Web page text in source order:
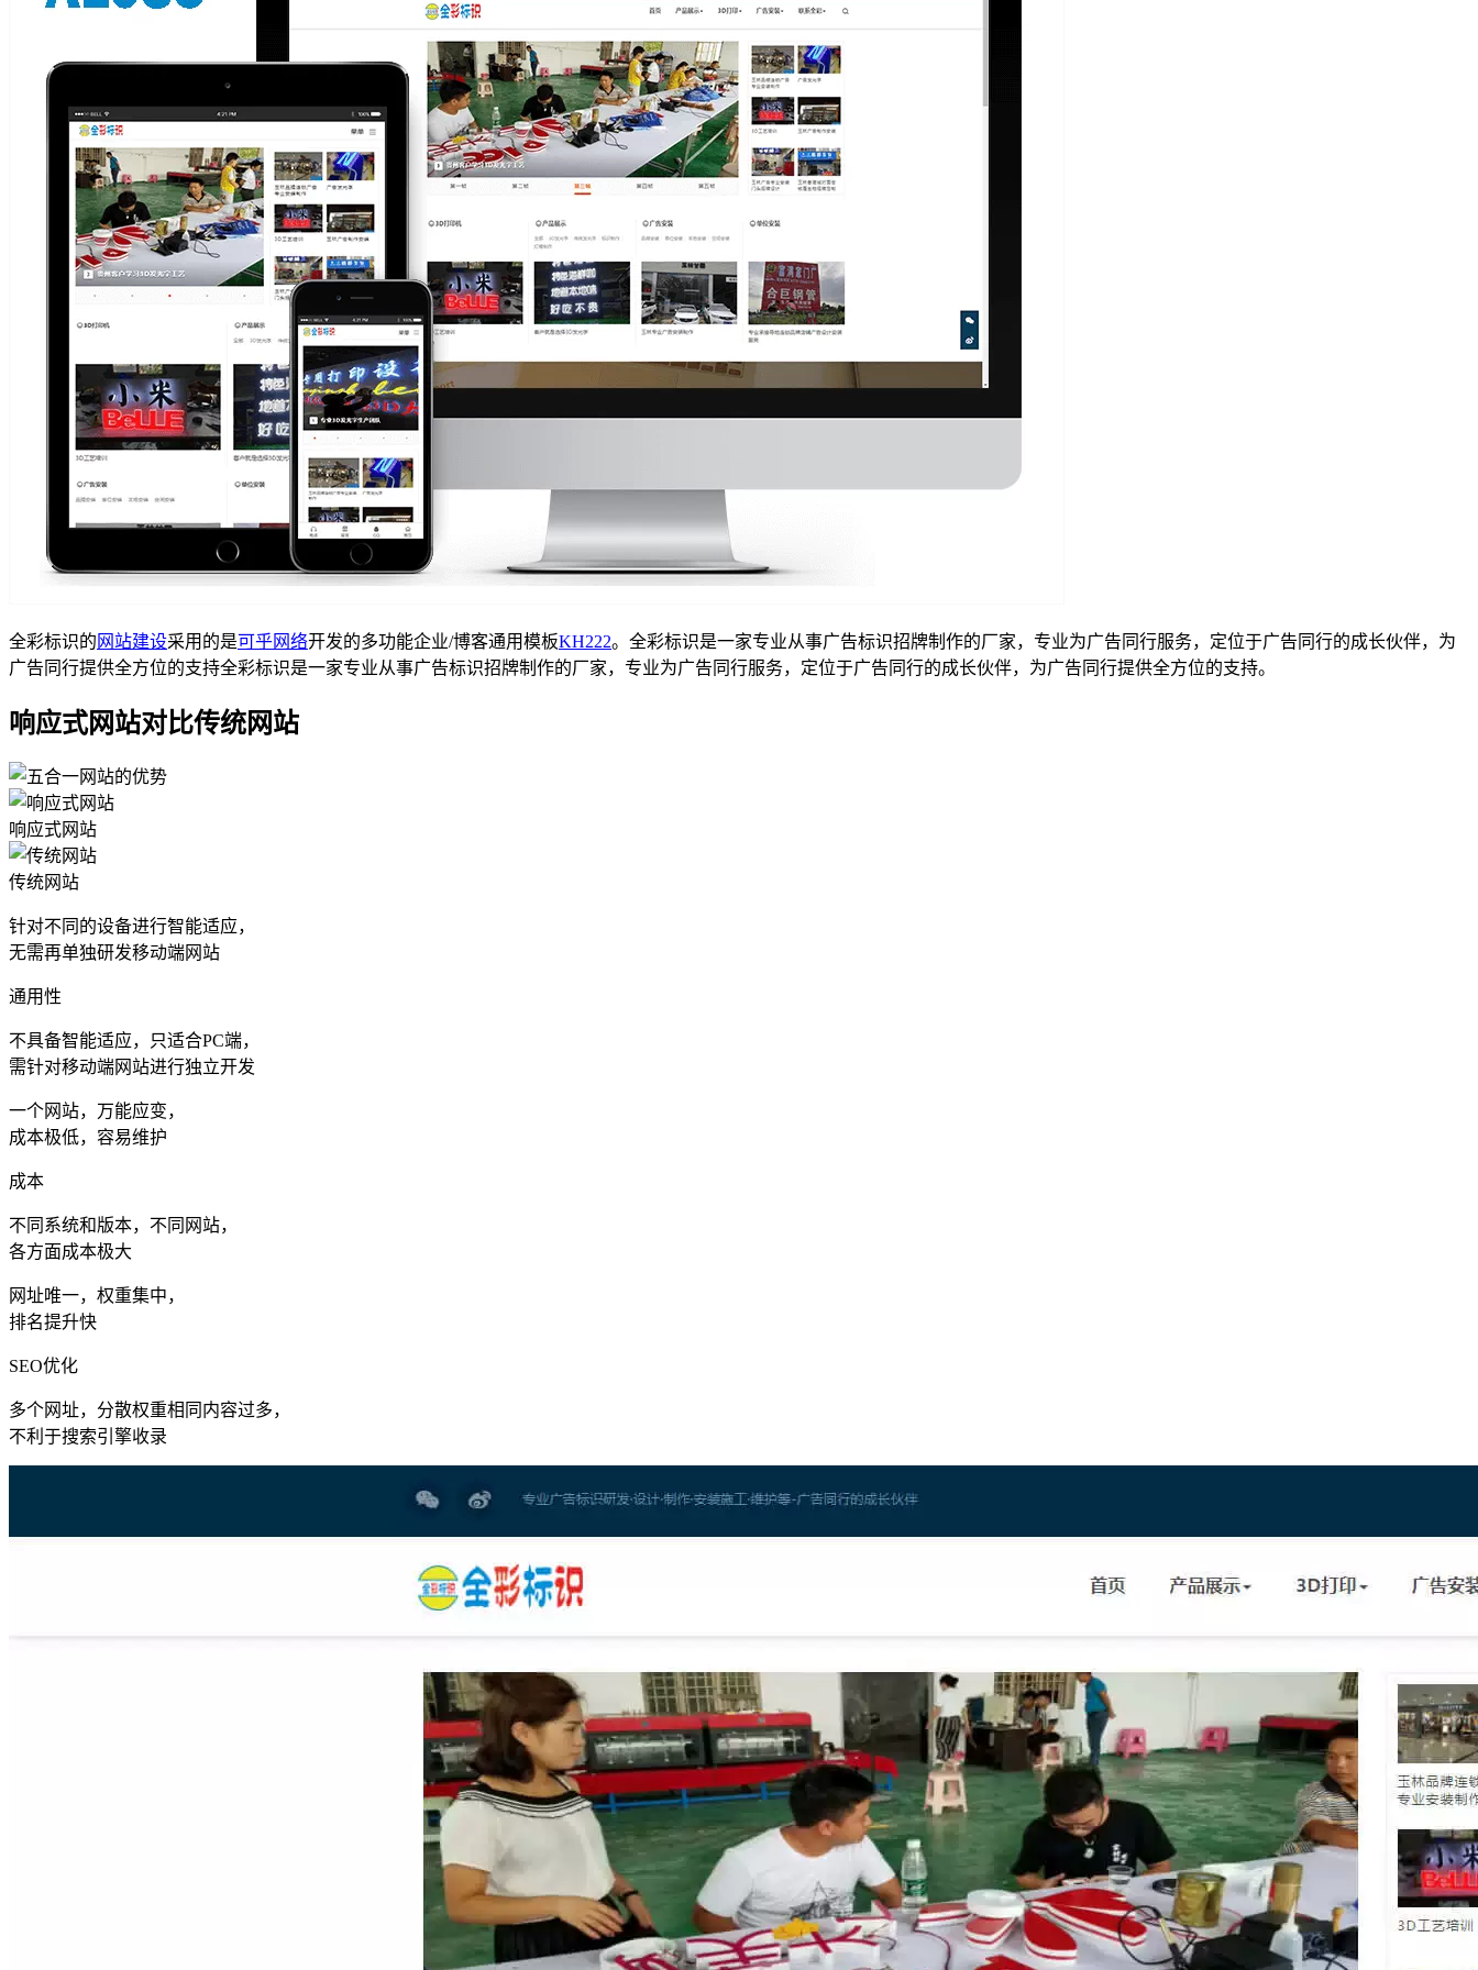
全彩标识的 网站建设采用的是可乎网络开发的多功能企业/博客通用模板KH222。全彩标识是一家专业从事广告标识招牌制作的厂家，专业为广告同行服务，定位于广告同行的成长伙伴，为
广告同行提供全方位的支持全彩标识是一家专业从事广告标识招牌制作的厂家，专业为广告同行服务，定位于广告同行的成长伙伴，为广告同行提供全方位的支持。
响应式网站对比传统网站
响应式网站
传统网站
针对不同的设备进行智能适应，
无需再单独研发移动端网站
通用性
不具备智能适应，只适合PC端，
需针对移动端网站进行独立开发
一个网站，万能应变，
成本极低，容易维护
成本
不同系统和版本，不同网站，
各方面成本极大
网址唯一，权重集中，
排名提升快
SEO优化
多个网址，分散权重相同内容过多，
不利于搜索引擎收录